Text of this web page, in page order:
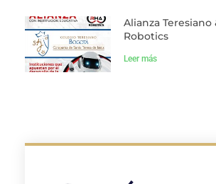
Alianza Teresiano
Robotics
Leer más